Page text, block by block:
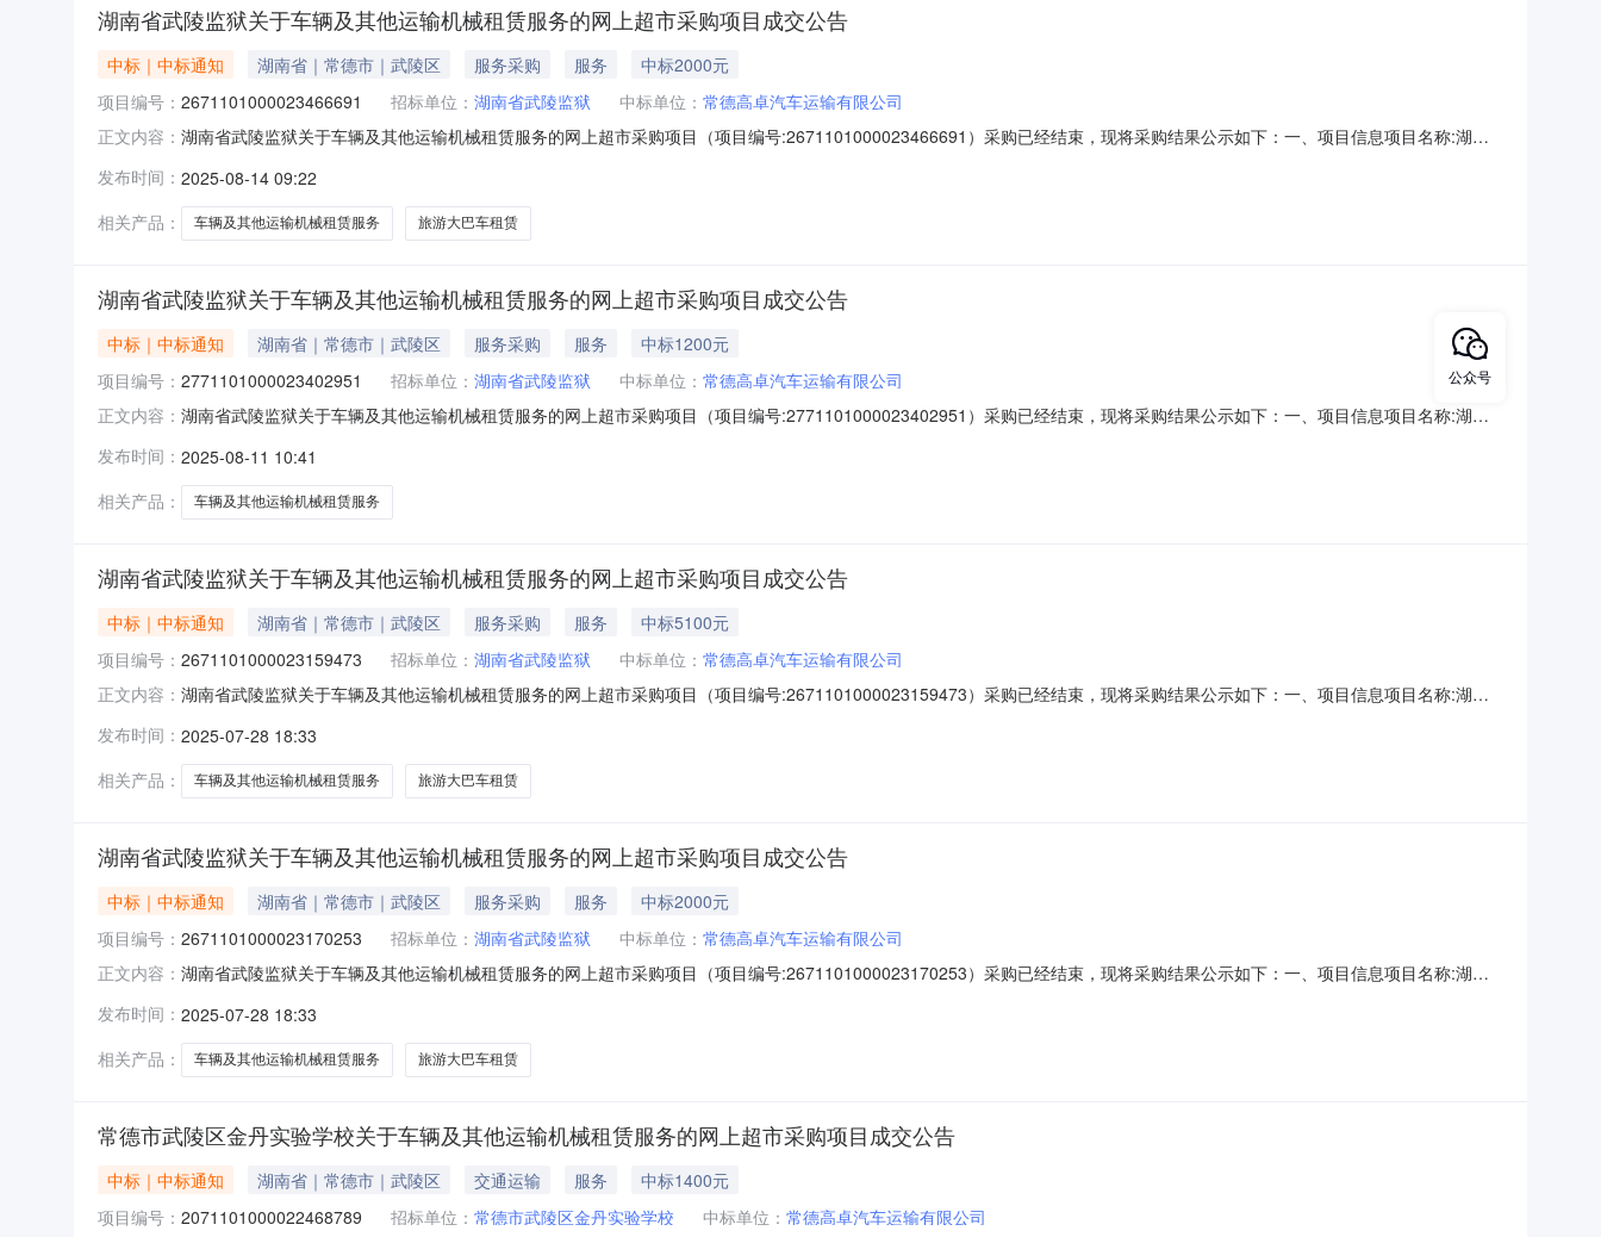
湖南省武陵监狱关于车辆及其他运输机械租赁服务的网上超市采购项目成交公告
中标｜中标通知 湖南省｜常德市｜武陵区 服务采购 服务
中标2000元
项目编号： 2671101000023466691 招标单位： 湖南省武陵监狱 中标单位： 常德高卓汽车运输有限公司
正文内容： 湖南省武陵监狱关于车辆及其他运输机械租赁服务的网上超市采购项目（项目编号:2671101000023466691）采购已经结束，现将采购结果公示如下：一、项目信息项目名称:湖南
编码:439900项目所在行政区划名称:湖南省本级报价起止时间:-二、采购单位信息采购单位名称:湖南省武陵监狱采购单位地址:常德市石板滩镇狮子山村邓塝路采购
发布时间： 2025-08-14 09:22
相关产品：
车辆及其他运输机械租赁服务 旅游大巴车租赁
湖南省武陵监狱关于车辆及其他运输机械租赁服务的网上超市采购项目成交公告
中标｜中标通知 湖南省｜常德市｜武陵区 服务采购 服务
中标1200元
项目编号： 2771101000023402951 招标单位： 湖南省武陵监狱 中标单位： 常德高卓汽车运输有限公司
正文内容： 湖南省武陵监狱关于车辆及其他运输机械租赁服务的网上超市采购项目（项目编号:2771101000023402951）采购已经结束，现将采购结果公示如下：一、项目信息项目名称:湖南
划编码:439900项目所在行政区划名称:湖南省本级报价起止时间:-二、采购单位信息采购单位名称:湖南省武陵监狱采购单位地址:常德市石板滩镇狮子山村邓塝路采
发布时间： 2025-08-11 10:41
相关产品：
车辆及其他运输机械租赁服务
湖南省武陵监狱关于车辆及其他运输机械租赁服务的网上超市采购项目成交公告
中标｜中标通知 湖南省｜常德市｜武陵区 服务采购 服务
中标5100元
项目编号： 2671101000023159473 招标单位： 湖南省武陵监狱 中标单位： 常德高卓汽车运输有限公司
正文内容： 湖南省武陵监狱关于车辆及其他运输机械租赁服务的网上超市采购项目（项目编号:2671101000023159473）采购已经结束，现将采购结果公示如下：一、项目信息项目名称:湖南
编码:439900项目所在行政区划名称:湖南省本级报价起止时间:-二、采购单位信息采购单位名称:湖南省武陵监狱采购单位地址:常德市石板滩镇狮子山村邓塝路采购
发布时间： 2025-07-28 18:33
相关产品：
车辆及其他运输机械租赁服务 旅游大巴车租赁
湖南省武陵监狱关于车辆及其他运输机械租赁服务的网上超市采购项目成交公告
中标｜中标通知 湖南省｜常德市｜武陵区 服务采购 服务
中标2000元
项目编号： 2671101000023170253 招标单位： 湖南省武陵监狱 中标单位： 常德高卓汽车运输有限公司
正文内容： 湖南省武陵监狱关于车辆及其他运输机械租赁服务的网上超市采购项目（项目编号:2671101000023170253）采购已经结束，现将采购结果公示如下：一、项目信息项目名称:湖南
编码:439900项目所在行政区划名称:湖南省本级报价起止时间:-二、采购单位信息采购单位名称:湖南省武陵监狱采购单位地址:常德市石板滩镇狮子山村邓塝路采购
发布时间： 2025-07-28 18:33
相关产品：
车辆及其他运输机械租赁服务 旅游大巴车租赁
常德市武陵区金丹实验学校关于车辆及其他运输机械租赁服务的网上超市采购项目成交公告
中标｜中标通知 湖南省｜常德市｜武陵区 交通运输 服务
中标1400元
项目编号： 2071101000022468789 招标单位： 常德市武陵区金丹实验学校 中标单位： 常德高卓汽车运输有限公司
公众号